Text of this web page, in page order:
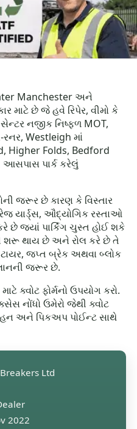
Manchester અને
માટે છે જે હવે રિપેર, વીમો કે
નજીક નિષ્ફળ MOT,
Westleigh માં
Higher Folds, Bedford
આસપાસ પાર્ક કરેલું
જરૂર છે કારણ કે વિસ્તાર
યાર્ડ્સ, ઔદ્યોગિક રસ્તાઓ
જ્યાં પાર્કિંગ ચુસ્ત હોઈ શકે
શરૂ થાય છે અને રોલ કરે છે તે
ટાયર, જપ્ત બ્રેક અથવા બ્લોક
જરૂર છે.
ક્વોટ ફોર્મનો ઉપયોગ કરો.
નોંધો ઉમેરો જેથી ક્વોટ
અને પિકઅપ પોઈન્ટ સાથે
Ltd
2022